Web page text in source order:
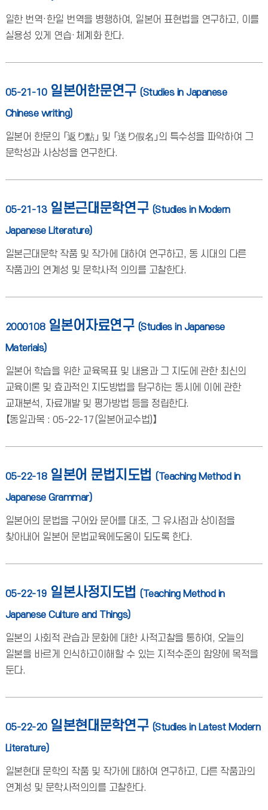
일한 번역·한일 번역을 병행하여, 일본어 표현법을 연구하고, 이를
실용성 있게 연습·체계화 한다.
05-21-10 일본어한문연구 (Studies in Japanese
Chinese writing)
일본어 한문의 「返り點」 및 「送り假名」의 특수성을 파악하여 그
문학성과 사상성을 연구한다.
05-21-13 일본근대문학연구 (Studies in Modern
Japanese Literature)
일본근대문학 작품 및 작가에 대하여 연구하고, 동 시대의 다른
작품과의 연계성 및 문학사적 의의를 고찰한다.
2000108 일본어자료연구 (Studies in Japanese
Materials)
일본어 학습을 위한 교육목표 및 내용과 그 지도에 관한 최신의
교육이론 및 효과적인 지도방법을 탐구하는 동시에 이에 관한
교재분석, 자료개발 및 평가방법 등을 정립한다.
【동일과목 : 05-22-17(일본어교수법)】
05-22-18 일본어 문법지도법 (Teaching Method in
Japanese Grammar)
일본어의 문법을 구어와 문어를 대조, 그 유사점과 상이점을
찾아내어 일본어 문법교육에도움이 되도록 한다.
05-22-19 일본사정지도법 (Teaching Method in
Japanese Culture and Things)
일본의 사회적 관습과 문화에 대한 사적고찰을 통하여, 오늘의
일본을 바르게 인식하고이해할 수 있는 지적수준의 함양에 목적을
둔다.
05-22-20 일본현대문학연구 (Studies in Latest Modern
Literature)
일본현대 문학의 작품 및 작가에 대하여 연구하고, 다른 작품과의
연계성 및 문학사적의의를 고찰한다.